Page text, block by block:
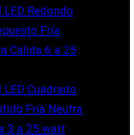
LED Redondo
Fría
Cálida 6 a 25
LED Cuadrado
Fría Neutra
3 a 25 watt